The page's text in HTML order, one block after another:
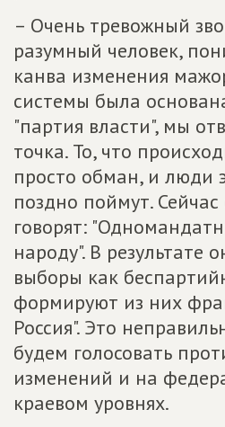
– Очень тревожный
разумный человек,
канва изменения
системы была
"партия власти", мы
точка. То, что
просто обман, и люди
поздно поймут.
говорят:
народу". В результате
выборы как
формируют из них
Россия". Это
будем голосовать
изменений и на
краевом уровнях.